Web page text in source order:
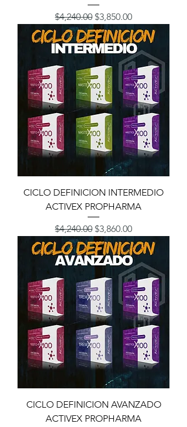
Precio
$4,240.00 Precio de oferta
$3,850.00
CICLO DEFINICION INTERMEDIO
ACTIVEX PROPHARMA
Precio
$4,240.00 Precio de oferta
$3,860.00
CICLO DEFINICION AVANZADO
ACTIVEX PROPHARMA